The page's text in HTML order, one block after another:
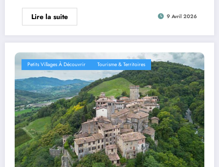
Lire la suite 9 Avril 2026
Petits Villages À Découvrir Tourisme & Territoires